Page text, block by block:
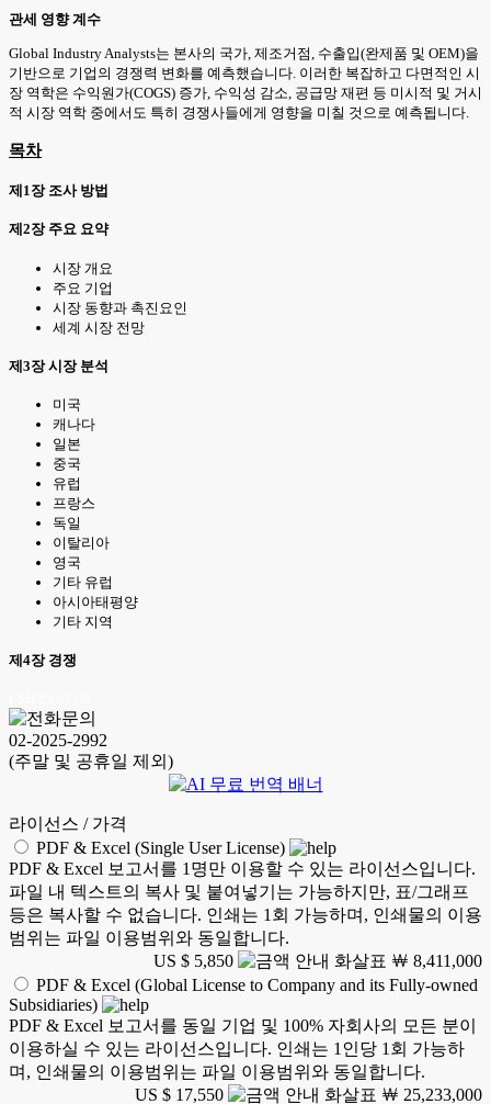
관세 영향 계수
Global Industry Analysts는 본사의 국가, 제조거점, 수출입(완제품 및 OEM)을
기반으로 기업의 경쟁력 변화를 예측했습니다. 이러한 복잡하고 다면적인 시
장 역학은 수익원가(COGS) 증가, 수익성 감소, 공급망 재편 등 미시적 및 거시
적 시장 역학 중에서도 특히 경쟁사들에게 영향을 미칠 것으로 예측됩니다.
목차
제1장 조사 방법
제2장 주요 요약
시장 개요
주요 기업
시장 동향과 촉진요인
세계 시장 전망
제3장 시장 분석
미국
캐나다
일본
중국
유럽
프랑스
독일
이탈리아
영국
기타 유럽
아시아태평양
기타 지역
제4장 경쟁
02-2025-2992
(주말 및 공휴일 제외)
라이선스 / 가격
PDF & Excel (Single User License)
PDF & Excel 보고서를 1명만 이용할 수 있는 라이선스입니다.
파일 내 텍스트의 복사 및 붙여넣기는 가능하지만, 표/그래프
등은 복사할 수 없습니다. 인쇄는 1회 가능하며, 인쇄물의 이용
범위는 파일 이용범위와 동일합니다.
US $ 5,850
￦ 8,411,000
PDF & Excel (Global License to Company and its Fully-owned
Subsidiaries)
PDF & Excel 보고서를 동일 기업 및 100% 자회사의 모든 분이
이용하실 수 있는 라이선스입니다. 인쇄는 1인당 1회 가능하
며, 인쇄물의 이용범위는 파일 이용범위와 동일합니다.
US $ 17,550
￦ 25,233,000